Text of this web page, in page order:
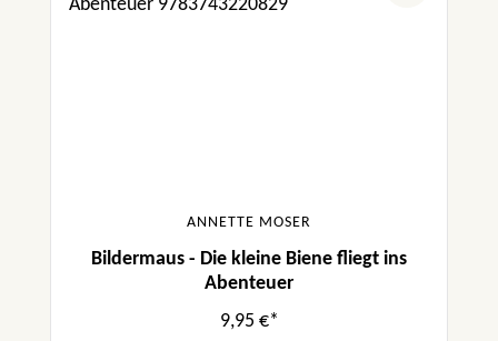
ANNETTE MOSER
Bildermaus - Die kleine Biene fliegt ins
Abenteuer
9,95 €*